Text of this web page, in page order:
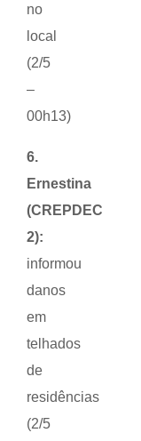
no
local
(2/5
–
00h13)
6.
Ernestina
(CREPDEC
2):
informou
danos
em
telhados
de
residências
(2/5